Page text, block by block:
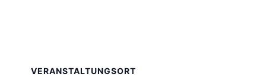
VERANSTALTUNGSORT